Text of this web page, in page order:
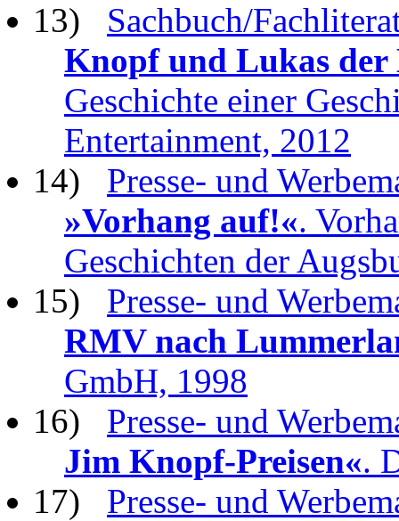
13) Sachbuch/
Knopf und Lukas
Geschichte einer
Entertainment, 2012
14) Presse- und
»Vorhang auf!«.
Geschichten der
15) Presse- und
RMV nach
GmbH, 1998
16) Presse- und
Jim Knopf-Preisen«.
17) Presse- und